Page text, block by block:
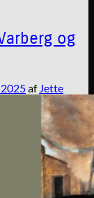
og
af Jette